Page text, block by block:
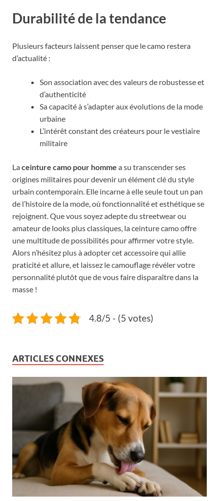
Durabilité de la tendance
Plusieurs facteurs laissent penser que le camo restera
d’actualité :
Son association avec des valeurs de robustesse et
d’authenticité
Sa capacité à s’adapter aux évolutions de la mode
urbaine
L’intérêt constant des créateurs pour le vestiaire
militaire
Laceinture camo pour homme a su transcender ses
origines militaires pour devenir un élément clé du style
urbain contemporain. Elle incarne à elle seule tout un pan
de l’histoire de la mode, où fonctionnalité et esthétique se
rejoignent. Que vous soyez adepte du streetwear ou
amateur de looks plus classiques, la ceinture camo offre
une multitude de possibilités pour affirmer votre style.
Alors n’hésitez plus à adopter cet accessoire qui allie
praticité et allure, et laissez le camouflage révéler votre
personnalité plutôt que de vous faire disparaître dans la
masse !
4.8/5 - (5 votes)
ARTICLES CONNEXES